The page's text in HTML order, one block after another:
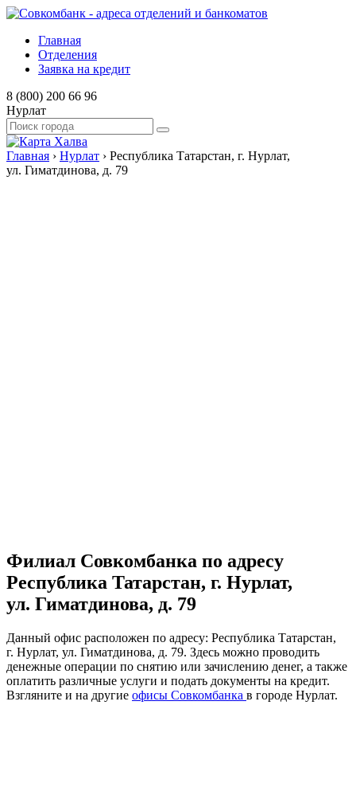
Главная
Отделения
Заявка на кредит
8 (800) 200 66 96
Нурлат
Главная › Нурлат › Республика Татарстан, г. Нурлат,
ул. Гиматдинова, д. 79
Филиал Совкомбанка по адресу
Республика Татарстан, г. Нурлат,
ул. Гиматдинова, д. 79
Данный офис расположен по адресу: Республика Татарстан,
г. Нурлат, ул. Гиматдинова, д. 79. Здесь можно проводить
денежные операции по снятию или зачислению денег, а также
оплатить различные услуги и подать документы на кредит.
Взгляните и на другие офисы Совкомбанка в городе Нурлат.